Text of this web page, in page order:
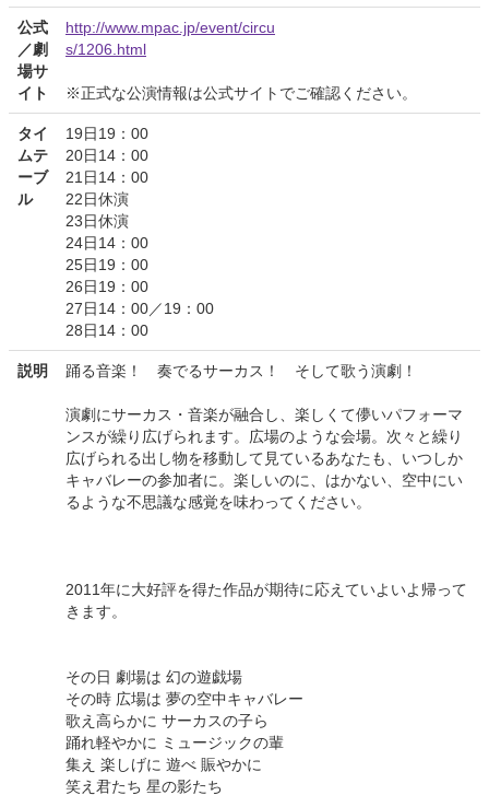
公式
／劇
場サ
イト
http://www.mpac.jp/event/circu
s/1206.html
※正式な公演情報は公式サイトでご確認ください。
タイ
ムテ
ーブ
ル
19日19：00
20日14：00
21日14：00
22日休演
23日休演
24日14：00
25日19：00
26日19：00
27日14：00／19：00
28日14：00
説明 踊る音楽！ 奏でるサーカス！ そして歌う演劇！
演劇にサーカス・音楽が融合し、楽しくて儚いパフォーマ
ンスが繰り広げられます。広場のような会場。次々と繰り
広げられる出し物を移動して見ているあなたも、いつしか
キャバレーの参加者に。楽しいのに、はかない、空中にい
るような不思議な感覚を味わってください。
2011年に大好評を得た作品が期待に応えていよいよ帰って
きます。
その日 劇場は 幻の遊戯場
その時 広場は 夢の空中キャバレー
歌え高らかに サーカスの子ら
踊れ軽やかに ミュージックの輩
集え 楽しげに 遊べ 賑やかに
笑え君たち 星の影たち